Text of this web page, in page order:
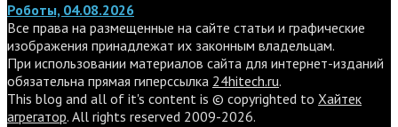
Роботы, 04.08.2026
Все права на размещенные на сайте статьи и графические
изображения принадлежат их законным владельцам.
При использовании материалов сайта для интернет-изданий
обязательна прямая гиперссылка 24hitech.ru.
This blog and all of it's content is © copyrighted to Хайтек
агрегатор. All rights reserved 2009-2026.